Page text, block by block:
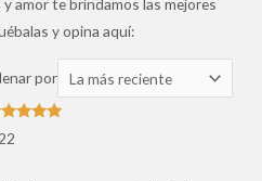
y opina aquí:
por Ordenar
las